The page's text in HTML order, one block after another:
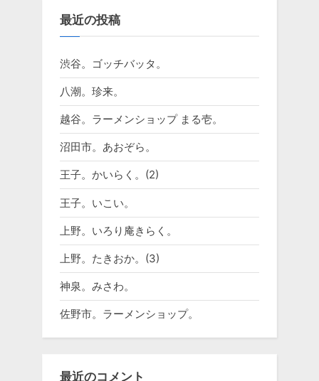
最近の投稿
渋谷。ゴッチバッタ。
八潮。珍来。
越谷。ラーメンショップ まる壱。
沼田市。あおぞら。
王子。かいらく。(2)
王子。いこい。
上野。いろり庵きらく。
上野。たきおか。(3)
神泉。みさわ。
佐野市。ラーメンショップ。
最近のコメント